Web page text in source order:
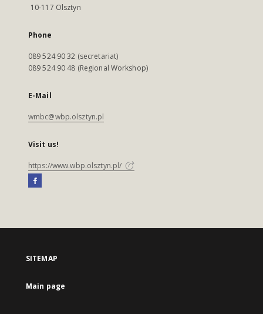
10-117 Olsztyn
Phone
089 524 90 32 (secretariat)
089 524 90 48 (Regional Workshop)
E-Mail
wmbc@wbp.olsztyn.pl
Visit us!
https://www.wbp.olsztyn.pl/
SITEMAP
Main page